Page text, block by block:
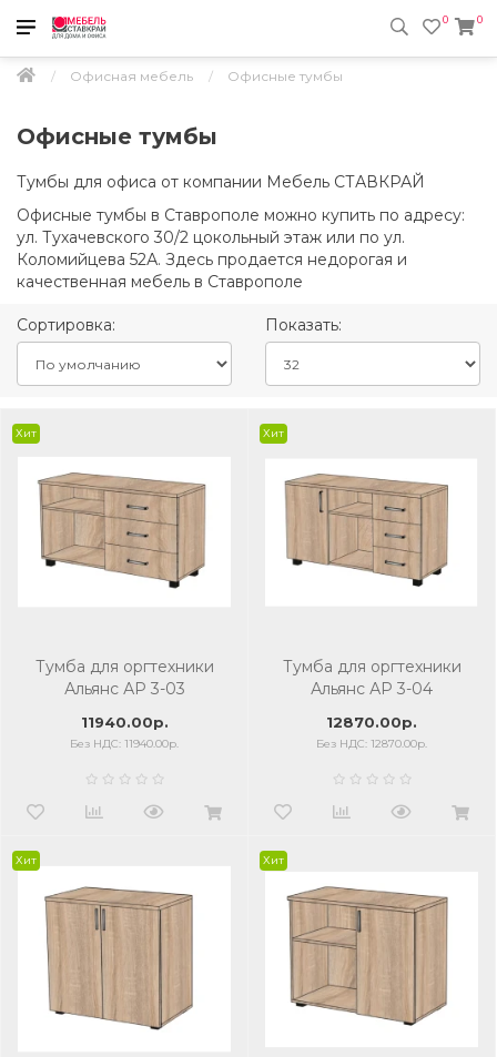
0
0
Офисная мебель Офисные тумбы
Офисные тумбы
Тумбы для офиса от компании Мебель СТАВКРАЙ
Офисные тумбы в Ставрополе можно купить по адресу:
ул. Тухачевского 30/2 цокольный этаж или по ул.
Коломийцева 52А. Здесь продается недорогая и
качественная мебель в Ставрополе
Сортировка: Показать:
Хит
Тумба для оргтехники
Альянс АР 3-03
11940.00р.
Без НДС: 11940.00р.
Хит
Тумба для оргтехники
Альянс АР 3-04
12870.00р.
Без НДС: 12870.00р.
Хит Хит